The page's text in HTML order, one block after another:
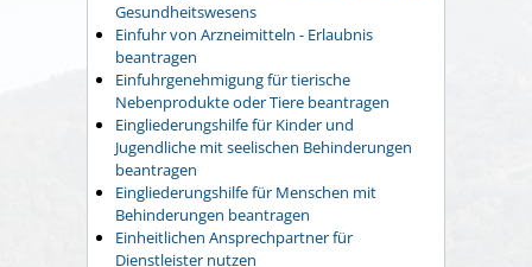
Gesundheitswesens
Einfuhr von Arzneimitteln - Erlaubnis
beantragen
Einfuhrgenehmigung für tierische
Nebenprodukte oder Tiere beantragen
Eingliederungshilfe für Kinder und
Jugendliche mit seelischen Behinderungen
beantragen
Eingliederungshilfe für Menschen mit
Behinderungen beantragen
Einheitlichen Ansprechpartner für
Dienstleister nutzen